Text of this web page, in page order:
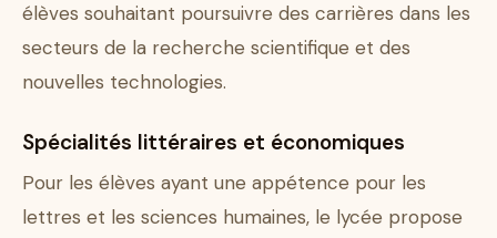
élèves souhaitant poursuivre des carrières dans les
secteurs de la recherche scientifique et des
nouvelles technologies.
Spécialités littéraires et économiques
Pour les élèves ayant une appétence pour les
lettres et les sciences humaines, le lycée propose